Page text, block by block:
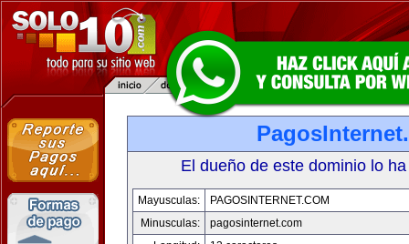
El dueño de este dominio lo
Mayusculas:
PAGOSINTERNET.COM
Minusculas:
pagosinternet.com